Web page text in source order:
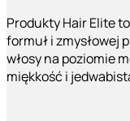
Produkty Hair Elite
formuł i zmysłowej
włosy na poziomie
miękkość i